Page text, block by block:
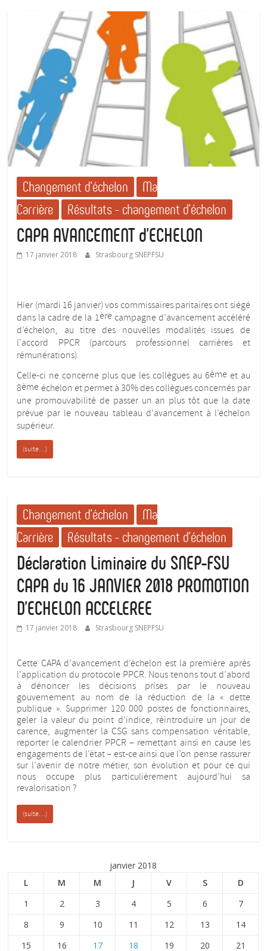
Changement d'échelon
Ma
Carrière
Résultats - changement d'échelon
CAPA AVANCEMENT d’ECHELON
17 janvier 2018 Strasbourg SNEPFSU
Hier (mardi 16 janvier) vos commissaires paritaires ont siégé
dans la cadre de la 1ère campagne d’avancement accéléré
d’échelon, au titre des nouvelles modalités issues de
l’accord PPCR (parcours professionnel carrières et
rémunérations).
Celle-ci ne concerne plus que les collègues au 6ème et au
8ème échelon et permet à 30% des collègues concernés par
une promouvabilité de passer un an plus tôt que la date
prévue par le nouveau tableau d’avancement à l’échelon
supérieur.
(suite…)
Changement d'échelon
Ma
Carrière
Résultats - changement d'échelon
Déclaration Liminaire du SNEP-FSU
CAPA du 16 JANVIER 2018 PROMOTION
D’ECHELON ACCELEREE
17 janvier 2018 Strasbourg SNEPFSU
Cette CAPA d’avancement d’échelon est la première après
l’application du protocole PPCR. Nous tenons tout d’abord
à dénoncer les décisions prises par le nouveau
gouvernement au nom de la réduction de la « dette
publique ». Supprimer 120 000 postes de fonctionnaires,
geler la valeur du point d’indice, réintroduire un jour de
carence, augmenter la CSG sans compensation véritable,
reporter le calendrier PPCR – remettant ainsi en cause les
engagements de l’état – est-ce ainsi que l’on pense rassurer
sur l’avenir de notre métier, son évolution et pour ce qui
nous occupe plus particulièrement aujourd’hui sa
revalorisation ?
(suite…)
janvier 2018
L
M M J V S
D
1
2 3 4 5 6
7
8
9 10 11 12 13
14
15
16 17 18 19 20 21